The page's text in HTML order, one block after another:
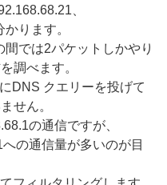
、
ります。
では2パケットしかやり
調べます。
DNS クエリーを投げて
せん。
の通信ですが、
の通信量が多いのが目